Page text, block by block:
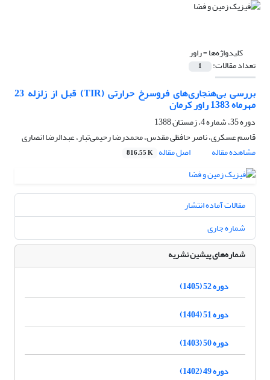
کلیدواژه‌ها =راور
تعداد مقالات: 1
بررسی بی‌هنجاری‌های فروسرخ حرارتی (TIR) قبل از زلزله 23
مهرماه 1383 راور کرمان
دوره 35، شماره 4، زمستان 1388
قاسم عسکری، ناصر حافظی مقدس، محمدرضا رحیمی‌تبار، عبدالرضا انصاری
مشاهده مقاله
اصل مقاله 816.55 K
مقالات آماده انتشار
شماره جاری
شماره‌های پیشین نشریه
دوره 52 (1405)
دوره 51 (1404)
دوره 50 (1403)
دوره 49 (1402)